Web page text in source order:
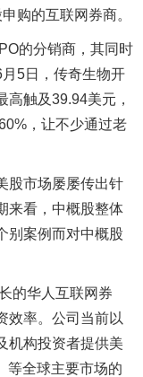
购的互联网券商。
的分销商，其同时
5日，传奇生物开
触及39.94美元，
，让不少通过老
股市场屡屡传出针
来看，中概股整体
别案例而对中概股
的华人互联网券
效率。公司当前以
机构投资者提供美
等全球主要市场的